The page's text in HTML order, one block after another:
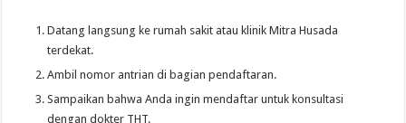
Datang langsung ke rumah sakit atau klinik Mitra Husada
terdekat.
Ambil nomor antrian di bagian pendaftaran.
Sampaikan bahwa Anda ingin mendaftar untuk konsultasi
dengan dokter THT.